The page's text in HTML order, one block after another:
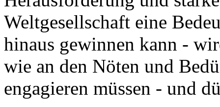
Weltgesellschaft eine
hinaus gewinnen kann -
wie an den Nöten und
engagieren müssen - und